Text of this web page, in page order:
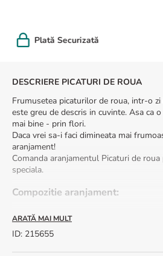
DESCRIERE PICATURI DE ROUA
Frumusetea picaturilor de roua, intr-o
este greu de descris in cuvinte. Asa ca
mai bine - prin flori.
Daca vrei sa-i faci dimineata mai
aranjament!
Comanda aranjamentul Picaturi de
speciala.
Compozitie aranjament:
Acesta contine trandafiri rosii, germini
eucalipt).
Dimensiune: 25 cm (inaltime) - 20 cm
ARATĂ MAI MULT
ID: 215655